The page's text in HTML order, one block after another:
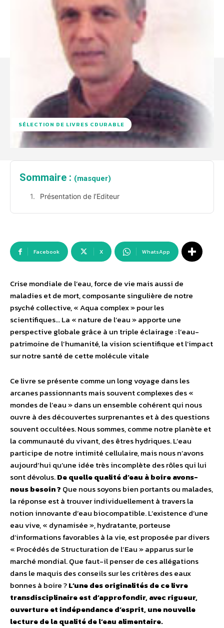
SÉLECTION DE LIVRES CDURABLE
Sommaire : (masquer)
Présentation de l’Editeur
Facebook X WhatsApp
Crise mondiale de l’eau, force de vie mais aussi de
maladies et de mort, composante singulière de notre
psyché collective, « Aqua complex » pour les
scientifiques… La « nature de l’eau » apporte une
perspective globale grâce à un triple éclairage : l’eau-
patrimoine de l’humanité, la vision scientifique et l’impact
sur notre santé de cette molécule vitale
Ce livre se présente comme un long voyage dans les
arcanes passionnants mais souvent complexes des «
mondes de l’eau » dans un ensemble cohérent qui nous
ouvre à des découvertes surprenantes et à des questions
souvent occultées. Nous sommes, comme notre planète et
la communauté du vivant, des êtres hydriques. L’eau
participe de notre intimité cellulaire, mais nous n’avons
aujourd’hui qu’une idée très incomplète des rôles qui lui
sont dévolus.De quelle qualité d’eau à boire avons-
nous besoin ? Que nous soyons bien portants ou malades,
la réponse est à trouver individuellement à travers la
notion innovante d’eau biocompatible. L’existence d’une
eau vive, « dynamisée », hydratante, porteuse
d’informations favorables à la vie, est proposée par divers
« Procédés de Structuration de l’Eau » apparus sur le
marché mondial. Que faut-il penser de ces allégations
dans le maquis des conseils sur les critères des eaux
bonnes à boire ?L’une des originalités de ce livre
transdisciplinaire est d’approfondir, avec rigueur,
ouverture et indépendance d’esprit, une nouvelle
lecture de la qualité de l’eau alimentaire.